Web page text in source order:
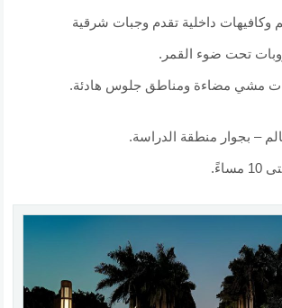
وكافيهات داخلية تقدم وجبات شرقية
تحت ضوء القمر.
مشي مضاءة ومناطق جلوس هادئة.
– بجوار منطقة الدراسة.